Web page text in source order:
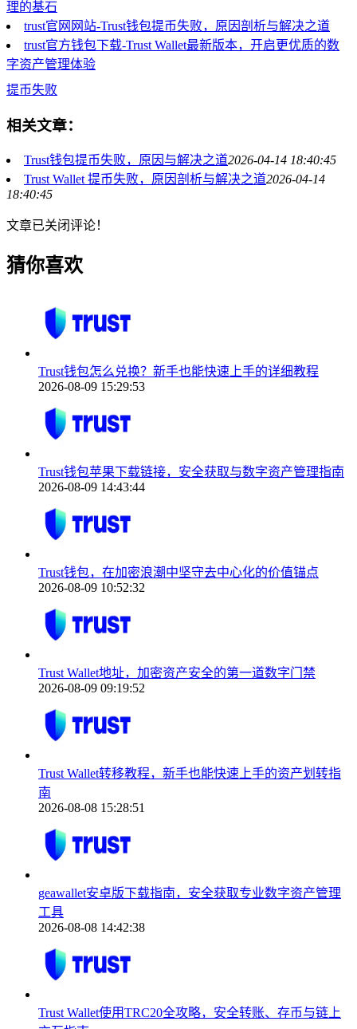
理的基石
trust官网网站-Trust钱包提币失败，原因剖析与解决之道
trust官方钱包下载-Trust Wallet最新版本，开启更优质的数
字资产管理体验
提币失败
相关文章：
Trust钱包提币失败，原因与解决之道2026-04-14 18:40:45
Trust Wallet 提币失败，原因剖析与解决之道2026-04-14
18:40:45
文章已关闭评论！
猜你喜欢
Trust钱包怎么兑换？新手也能快速上手的详细教程
2026-08-09 15:29:53
Trust钱包苹果下载链接，安全获取与数字资产管理指南
2026-08-09 14:43:44
Trust钱包，在加密浪潮中坚守去中心化的价值锚点
2026-08-09 10:52:32
Trust Wallet地址，加密资产安全的第一道数字门禁
2026-08-09 09:19:52
Trust Wallet转移教程，新手也能快速上手的资产划转指
南
2026-08-08 15:28:51
geawallet安卓版下载指南，安全获取专业数字资产管理
工具
2026-08-08 14:42:38
Trust Wallet使用TRC20全攻略，安全转账、存币与链上